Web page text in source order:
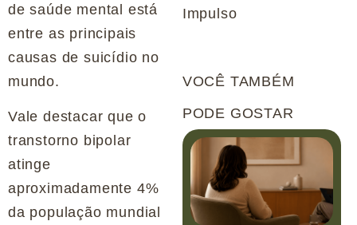
de saúde mental está
entre as principais
causas de suicídio no
mundo.
Vale destacar que o
transtorno bipolar
atinge
aproximadamente 4%
da população mundial
Impulso
VOCÊ TAMBÉM
PODE GOSTAR